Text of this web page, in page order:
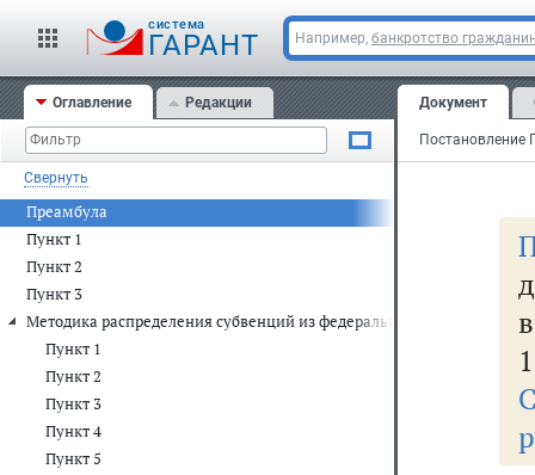
cистема
ГАРАНТ Например, банкротство
Оглавление Редакции
Свернуть
Преамбула
Пункт 1
Пункт 2
Пункт 3
Методика распределения субвенций из федерального бюджета
Пункт 1
Пункт 2
Пункт 3
Пункт 4
Пункт 5
Документ